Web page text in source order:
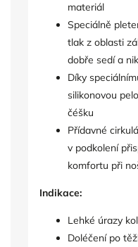
materiál
Speciálně
tlak z oblasti
dobře sedí a
Díky
silikonovou
čéšku
Přídavné
v podkolení
komfortu při
Indikace:
Lehké úrazy
Doléčení po